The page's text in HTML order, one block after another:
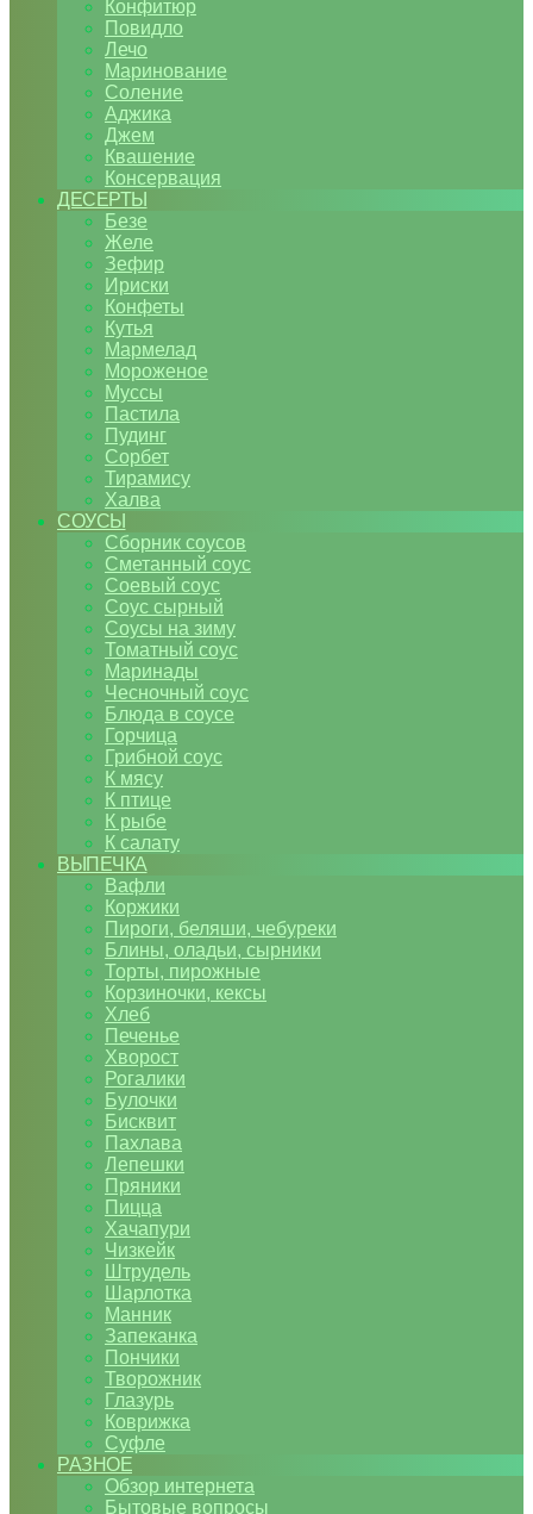
Конфитюр
Повидло
Лечо
Маринование
Соление
Аджика
Джем
Квашение
Консервация
ДЕСЕРТЫ
Безе
Желе
Зефир
Ириски
Конфеты
Кутья
Мармелад
Мороженое
Муссы
Пастила
Пудинг
Сорбет
Тирамису
Халва
СОУСЫ
Сборник соусов
Сметанный соус
Соевый соус
Соус сырный
Соусы на зиму
Томатный соус
Маринады
Чесночный соус
Блюда в соусе
Горчица
Грибной соус
К мясу
К птице
К рыбе
К салату
ВЫПЕЧКА
Вафли
Коржики
Пироги, беляши, чебуреки
Блины, оладьи, сырники
Торты, пирожные
Корзиночки, кексы
Хлеб
Печенье
Хворост
Рогалики
Булочки
Бисквит
Пахлава
Лепешки
Пряники
Пицца
Хачапури
Чизкейк
Штрудель
Шарлотка
Манник
Запеканка
Пончики
Творожник
Глазурь
Коврижка
Суфле
РАЗНОЕ
Обзор интернета
Бытовые вопросы